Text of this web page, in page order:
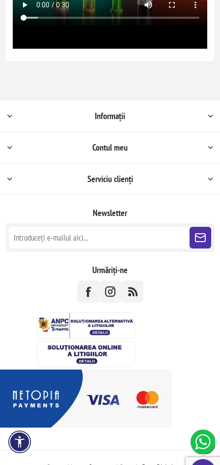
Informații
Contul meu
Serviciu clienți
Newsletter
Urmăriți-ne